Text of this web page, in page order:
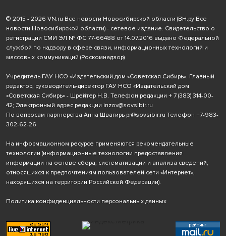
© 2015 - 2026 VN.ru Все новости Новосибирской области (ВН.ру Все
новости Новосибирской области) - сетевое издание. Свидетельство о
регистрации СМИ ЭЛ № ФС 77-66488 от 14.07.2016 выдано Федеральной
службой по надзору в сфере связи, информационных технологий и
массовых коммуникаций (Роскомнадзор)
Учредитель ГАУ НСО «Издательский дом «Советская Сибирь». Главный
редактор, руководитель-директор ГАУ НСО «Издательский дом
«Советская Сибирь» - Шрейтер Н.В. Телефон редакции + 7 (383) 314-00-
42; Электронный адрес редакции inzov@sovsibir.ru
По вопросам партнерства Анна Швагирь pr@sovsibir.ru Телефон +7-983-
302-62-26
На информационном ресурсе применяются рекомендательные
технологии (информационные технологии предоставления
информации на основе сбора, систематизации и анализа сведений,
относящихся к предпочтениям пользователей сети «Интернет»,
находящихся на территории Российской Федерации).
Политика конфиденциальности персональных данных